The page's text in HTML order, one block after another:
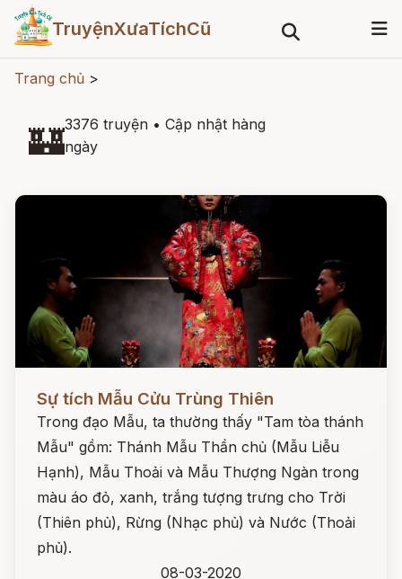
TruyệnXưaTíchCũ
Trang chủ >
🏰3376 truyện • Cập nhật hàng
ngày
Sự tích Mẫu Cửu Trùng Thiên
Trong đạo Mẫu, ta thường thấy "Tam tòa thánh
Mẫu" gồm: Thánh Mẫu Thần chủ (Mẫu Liễu
Hạnh), Mẫu Thoải và Mẫu Thượng Ngàn trong
màu áo đỏ, xanh, trắng tượng trưng cho Trời
(Thiên phủ), Rừng (Nhạc phủ) và Nước (Thoải
phủ).
08-03-2020